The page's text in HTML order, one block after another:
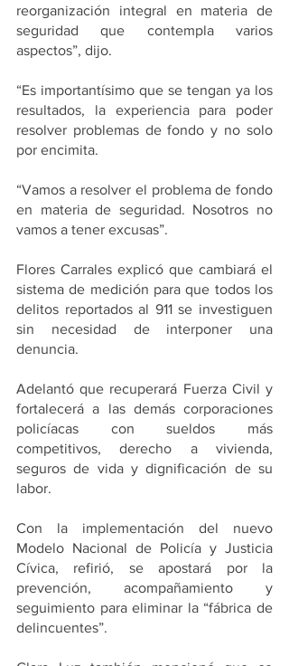
reorganización integral en materia de
seguridad que contempla varios
aspectos”, dijo.
“Es importantísimo que se tengan ya los
resultados, la experiencia para poder
resolver problemas de fondo y no solo
por encimita.
“Vamos a resolver el problema de fondo
en materia de seguridad. Nosotros no
vamos a tener excusas”.
Flores Carrales explicó que cambiará el
sistema de medición para que todos los
delitos reportados al 911 se investiguen
sin necesidad de interponer una
denuncia.
Adelantó que recuperará Fuerza Civil y
fortalecerá a las demás corporaciones
policíacas con sueldos más
competitivos, derecho a vivienda,
seguros de vida y dignificación de su
labor.
Con la implementación del nuevo
Modelo Nacional de Policía y Justicia
Cívica, refirió, se apostará por la
prevención, acompañamiento y
seguimiento para eliminar la “fábrica de
delincuentes”.